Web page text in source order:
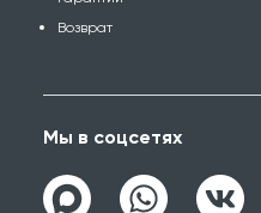
Возврат
Мы в соцсетях